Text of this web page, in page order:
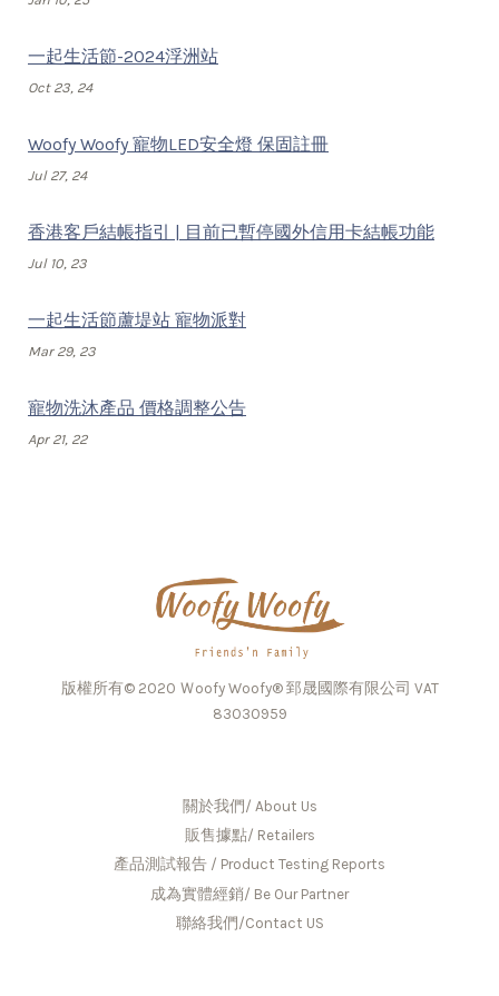
一起生活節-2024浮洲站
Oct 23, 24
Woofy Woofy 寵物LED安全燈 保固註冊
Jul 27, 24
香港客戶結帳指引 | 目前已暫停國外信用卡結帳功能
Jul 10, 23
一起生活節蘆堤站 寵物派對
Mar 29, 23
寵物洗沐產品 價格調整公告
Apr 21, 22
版權所有© 2020 Ｗoofy Woofy® 郅晟國際有限公司 VAT
83030959
關於我們/ About Us
販售據點/ Retailers
產品測試報告 / Product Testing Reports
成為實體經銷/ Be Our Partner
聯絡我們/Contact US